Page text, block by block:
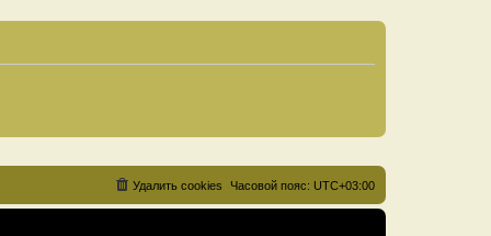
Часовой пояс: UTC+03:00
Удалить cookies